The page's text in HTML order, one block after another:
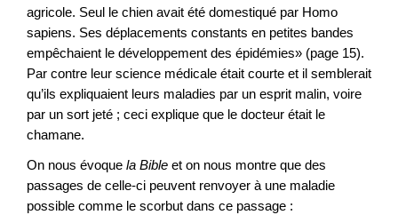
agricole. Seul le chien avait été domestiqué par Homo
sapiens. Ses déplacements constants en petites bandes
empêchaient le développement des épidémies» (page 15).
Par contre leur science médicale était courte et il semblerait
qu’ils expliquaient leurs maladies par un esprit malin, voire
par un sort jeté ; ceci explique que le docteur était le
chamane.
On nous évoque la Bible et on nous montre que des
passages de celle-ci peuvent renvoyer à une maladie
possible comme le scorbut dans ce passage :